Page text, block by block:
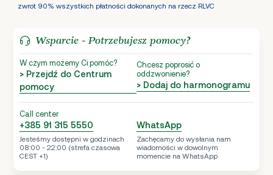
zwrot 90% wszystkich płatności dokonanych na rzecz RLVC
Wsparcie - Potrzebujesz pomocy?
W czym możemy Ci pomóc?
> Przejdź do Centrum
pomocy
Chcesz poprosić o
oddzwonienie?
> Dodaj do harmonogramu
Call center
+385 91 315 5550
Jesteśmy dostępni w godzinach
08:00 - 22:00 (strefa czasowa
CEST +1)
WhatsApp
Zachęcamy do wysłania nam
wiadomości w dowolnym
momencie na WhatsApp